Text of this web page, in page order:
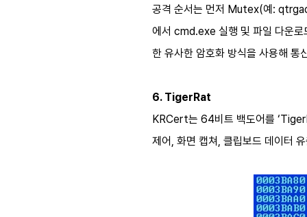
공격 순서는 먼저 Mutex(예:
에서 cmd.exe 실행 및 파일 다운
한 유사한 암호화 방식을 사용해 통
6. TigerRat
KRCert는 64비트 백도어를
제어, 화면 캡쳐, 클립보드 데이터